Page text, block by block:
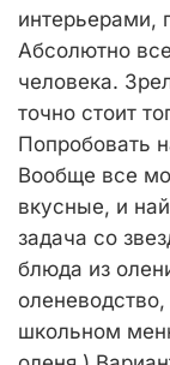
интерьерами,
Абсолютно
человека.
точно стоит
Попробовать
Вообще все
вкусные, и
задача со
блюда из
школьном